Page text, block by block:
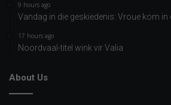
9 hours ago
Vandag in die geskiedenis: Vroue kom
17 hours ago
Noordvaal-titel wink vir Valia
About Us